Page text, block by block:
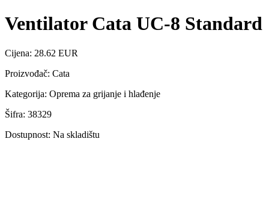
Ventilator Cata UC-8 Standard
Cijena: 28.62 EUR
Proizvođač: Cata
Kategorija: Oprema za grijanje i hlađenje
Šifra: 38329
Dostupnost: Na skladištu